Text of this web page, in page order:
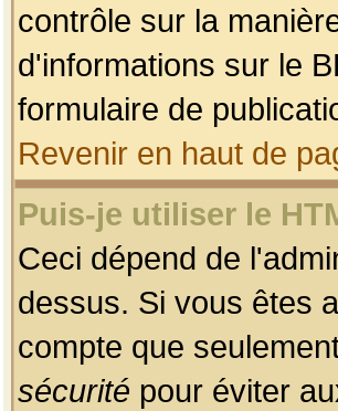
contrôle sur la
d'informations sur le
formulaire de
Revenir en haut de
Puis-je utiliser le
Ceci dépend de
dessus. Si vous êtes
compte que
sécurité pour éviter